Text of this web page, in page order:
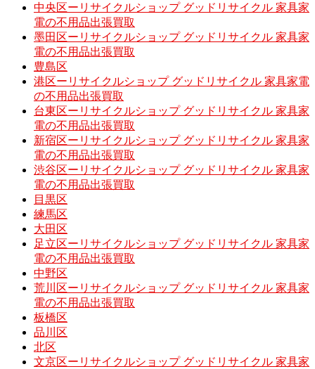
中央区ーリサイクルショップ グッドリサイクル 家具家
電の不用品出張買取
墨田区ーリサイクルショップ グッドリサイクル 家具家
電の不用品出張買取
豊島区
港区ーリサイクルショップ グッドリサイクル 家具家電
の不用品出張買取
台東区ーリサイクルショップ グッドリサイクル 家具家
電の不用品出張買取
新宿区ーリサイクルショップ グッドリサイクル 家具家
電の不用品出張買取
渋谷区ーリサイクルショップ グッドリサイクル 家具家
電の不用品出張買取
目黒区
練馬区
大田区
足立区ーリサイクルショップ グッドリサイクル 家具家
電の不用品出張買取
中野区
荒川区ーリサイクルショップ グッドリサイクル 家具家
電の不用品出張買取
板橋区
品川区
北区
文京区ーリサイクルショップ グッドリサイクル 家具家